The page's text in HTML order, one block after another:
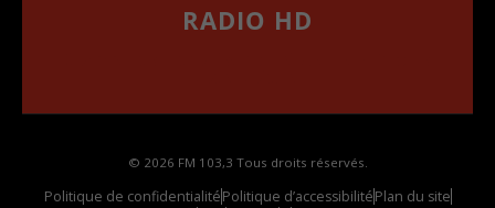
RADIO HD
© 2026 FM 103,3 Tous droits réservés.
Politique de confidentialitéPolitique d’accessibilitéPlan du site